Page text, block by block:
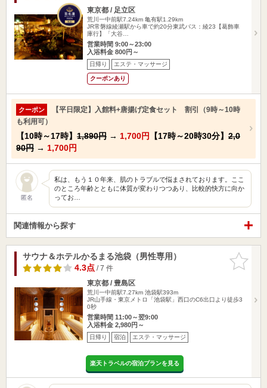
東京都 / 足立区
荒川一中前駅7.24km 亀有駅1.29km
JR常磐線綾瀬駅から車で約20分東武バス：綾23【葛飾車
庫行】「大谷…
営業時間 9:00～23:00
入浴料金 800円～
日帰り エステ・マッサージ
クーポンあり
クーポン
【平日限定】入館料+唐揚げ定食セット 割引（9時～10時
も利用可）
【10時～17時】 1,890円 → 1,700円 【17時～20時30分】 2,0
90円 → 1,700円
匿名
私は、もう１０年来、肌のトラブルで悩まされております。ここ
のところ年齢とともに体質が変わりつつあり、比較的快方に向か
ってお…
関連情報から探す
お気に入
りに追加
サウナ＆ホテルかるまる池袋（男性専用）
4.3点/ 7 件
東京都 / 豊島区
荒川一中前駅7.27km 池袋駅393m
JR山手線・東京メトロ「池袋駅」西口のC6出口より徒歩3
0秒
営業時間 11:00～翌9:00
入浴料金 2,980円～
日帰り 宿泊 エステ・マッサージ
楽天トラベルの宿泊プランを見る